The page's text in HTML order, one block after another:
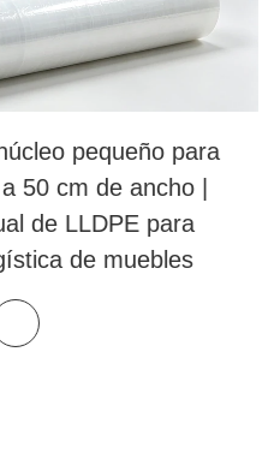
pequeño para
50 cm de ancho |
de LLDPE para
de muebles